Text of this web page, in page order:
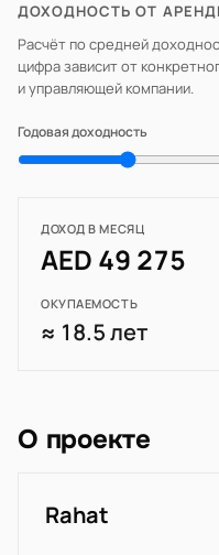
ДОХОДНОСТЬ ОТ
Расчёт по средней
цифра зависит от
и управляющей компании.
Годовая доходность
ДОХОД В МЕСЯЦ
AED 49 275
ОКУПАЕМОСТЬ
≈ 18.5 лет
О проекте
Rahat